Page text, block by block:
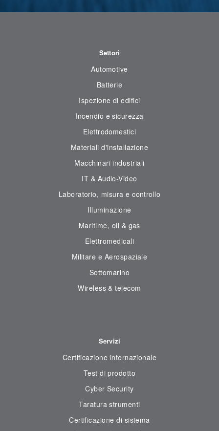
Settori
Automotive
Batterie
Ispezione di edifici
Incendio e sicurezza
Elettrodomestici
Materiali d'installazione
Macchinari industriali
IT & Audio-Video
Laboratorio, misura e controllo
Illuminazione
Maritime, oil & gas
Elettromedicali
Militare e Aerospaziale
Sottomarino
Wireless & telecom
Servizi
Certificazione internazionale
Test di prodotto
Cyber Security
Taratura strumenti
Certificazione di sistema